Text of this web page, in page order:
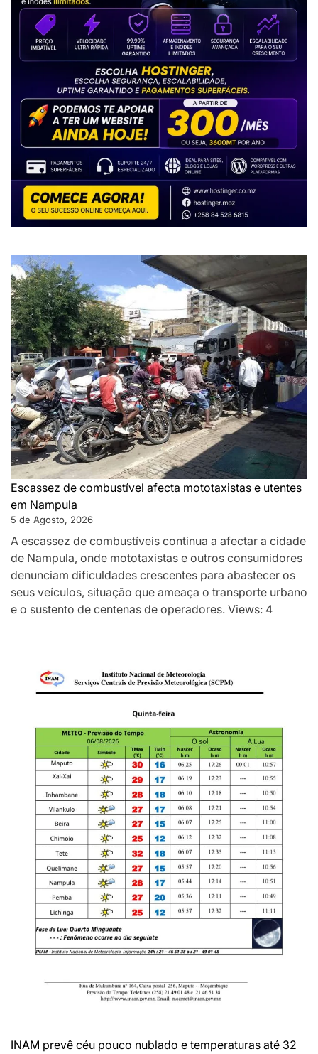
Escassez de combustível afecta mototaxistas e utentes
em Nampula
5 de Agosto, 2026
A escassez de combustíveis continua a afectar a cidade
de Nampula, onde mototaxistas e outros consumidores
denunciam dificuldades crescentes para abastecer os
seus veículos, situação que ameaça o transporte urbano
e o sustento de centenas de operadores. Views: 4
INAM prevê céu pouco nublado e temperaturas até 32